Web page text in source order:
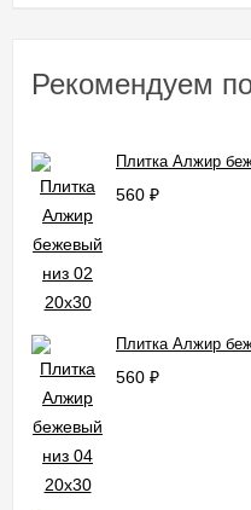
Рекомендуем
Плитка Алжир
560 ₽
Плитка Алжир
560 ₽